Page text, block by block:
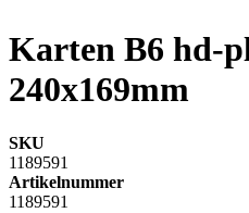
Karten B6 hd-
240x169mm
SKU
1189591
Artikelnummer
1189591